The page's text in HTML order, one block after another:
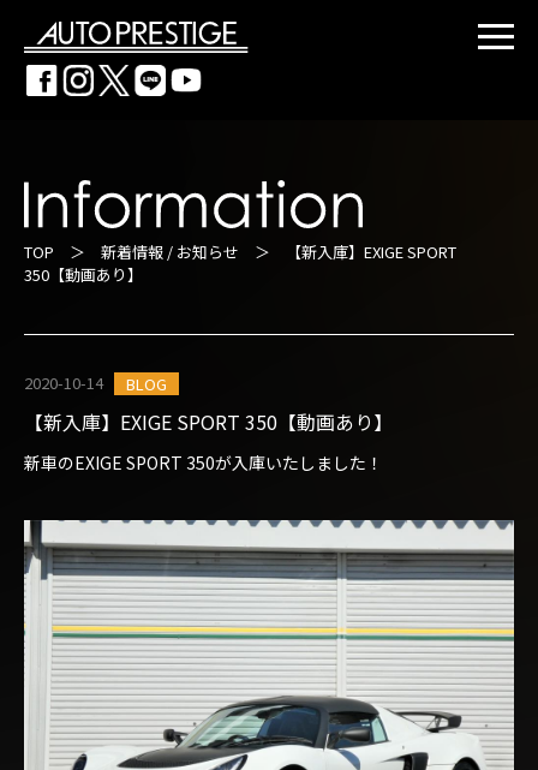
TOP ＞ 新着情報 / お知らせ ＞ 【新入庫】EXIGE SPORT
350【動画あり】
2020-10-14 BLOG
【新入庫】EXIGE SPORT 350【動画あり】
新車のEXIGE SPORT 350が入庫いたしました！